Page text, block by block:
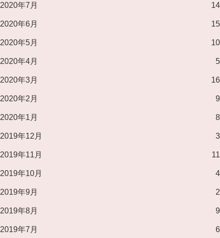
2020年7月 14
2020年6月 15
2020年5月 10
2020年4月 5
2020年3月 16
2020年2月 9
2020年1月 8
2019年12月 3
2019年11月 11
2019年10月 4
2019年9月 2
2019年8月 9
2019年7月 6